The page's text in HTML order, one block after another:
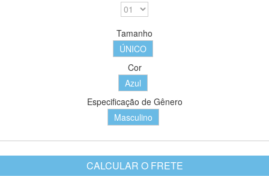
Tamanho
ÚNICO
Cor
Azul
Especificação de Gênero
Masculino